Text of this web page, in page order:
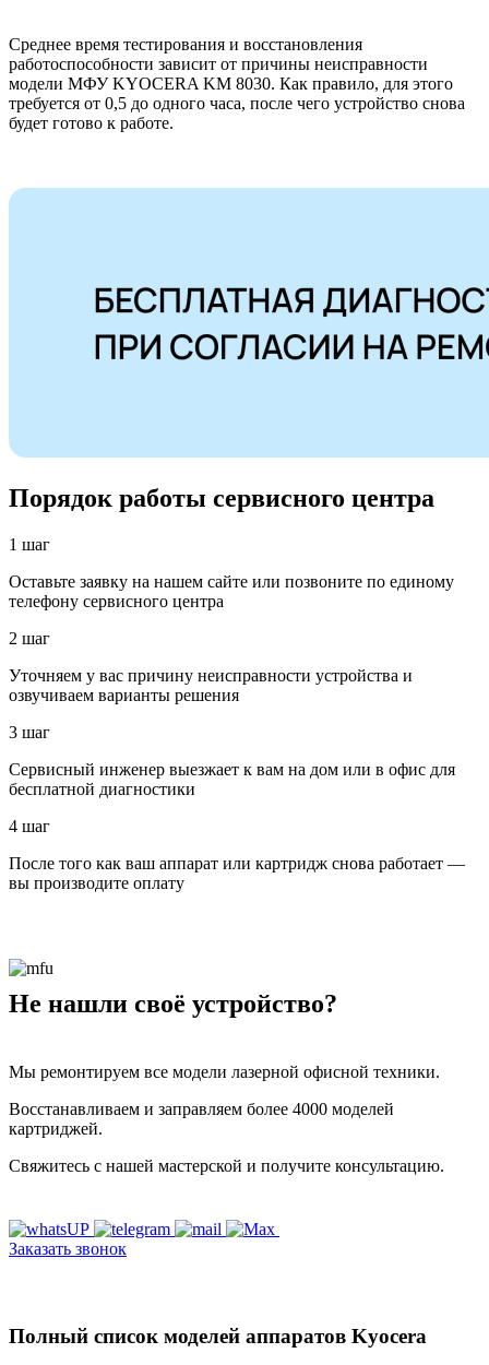
Среднее время тестирования и восстановления
работоспособности зависит от причины неисправности
модели МФУ KYOCERA KM 8030. Как правило, для этого
требуется от 0,5 до одного часа, после чего устройство снова
будет готово к работе.
Порядок работы сервисного центра
1 шаг
Оставьте заявку на нашем сайте или позвоните по единому
телефону сервисного центра
2 шаг
Уточняем у вас причину неисправности устройства и
озвучиваем варианты решения
3 шаг
Сервисный инженер выезжает к вам на дом или в офис для
бесплатной диагностики
4 шаг
После того как ваш аппарат или картридж снова работает —
вы производите оплату
Не нашли своё устройство?
Мы ремонтируем все модели лазерной офисной техники.
Восстанавливаем и заправляем более 4000 моделей
картриджей.
Свяжитесь с нашей мастерской и получите консультацию.
Заказать звонок
Полный список моделей аппаратов Kyocera